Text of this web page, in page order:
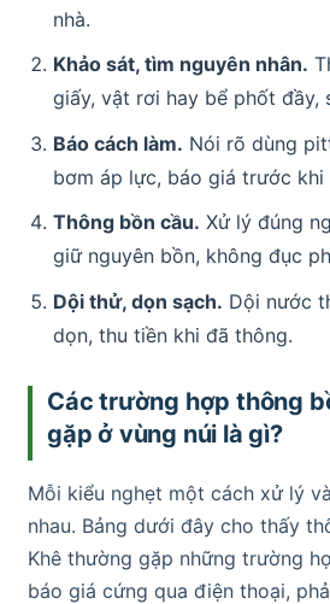
nhà.
Khảo sát, tìm nguyên nhân.
giấy, vật rơi hay bể phốt đầy,
Báo cách làm. Nói rõ dùng
bơm áp lực, báo giá trước khi
Thông bồn cầu. Xử lý đúng
giữ nguyên bồn, không đục
Dội thử, dọn sạch. Dội nước
dọn, thu tiền khi đã thông.
Các trường hợp thông
gặp ở vùng núi là gì?
Mỗi kiểu nghẹt một cách xử lý
nhau. Bảng dưới đây cho thấy
Khê thường gặp những trường
báo giá cứng qua điện thoại,